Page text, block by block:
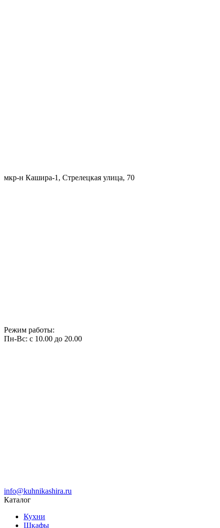
мкр-н Кашира-1, Стрелецкая улица, 70
Режим работы:
Пн-Вс: с 10.00 до 20.00
info@kuhnikashira.ru
Каталог
Кухни
Шкафы